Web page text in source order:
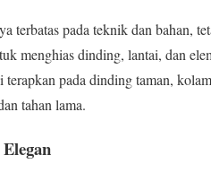
terbatas pada teknik dan bahan,
menghias dinding, lantai, dan
pada dinding taman,
tahan lama.